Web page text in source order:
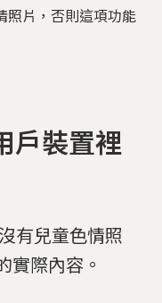
照片，否則這項功能
戶裝置裡
有兒童色情照
實際內容。